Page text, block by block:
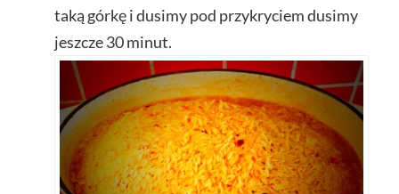
taką górkę i dusimy pod przykryciem dusimy
jeszcze 30 minut.